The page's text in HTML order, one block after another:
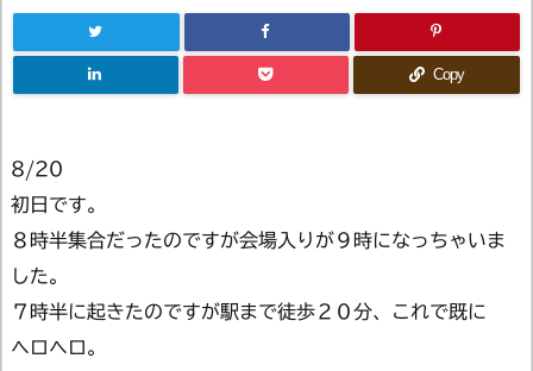
Copy
8/20
初日です。
８時半集合だったのですが会場入りが９時になっちゃいま
した。
７時半に起きたのですが駅まで徒歩２０分、これで既に
ヘロヘロ。